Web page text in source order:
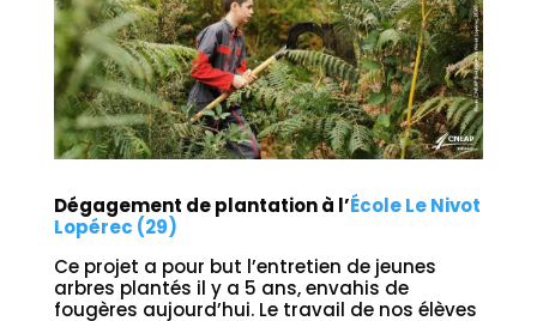
Dégagement de plantation à l’École Le Nivot
Lopérec (29)
Ce projet a pour but l’entretien de jeunes
arbres plantés il y a 5 ans, envahis de
fougères aujourd’hui. Le travail de nos élèves